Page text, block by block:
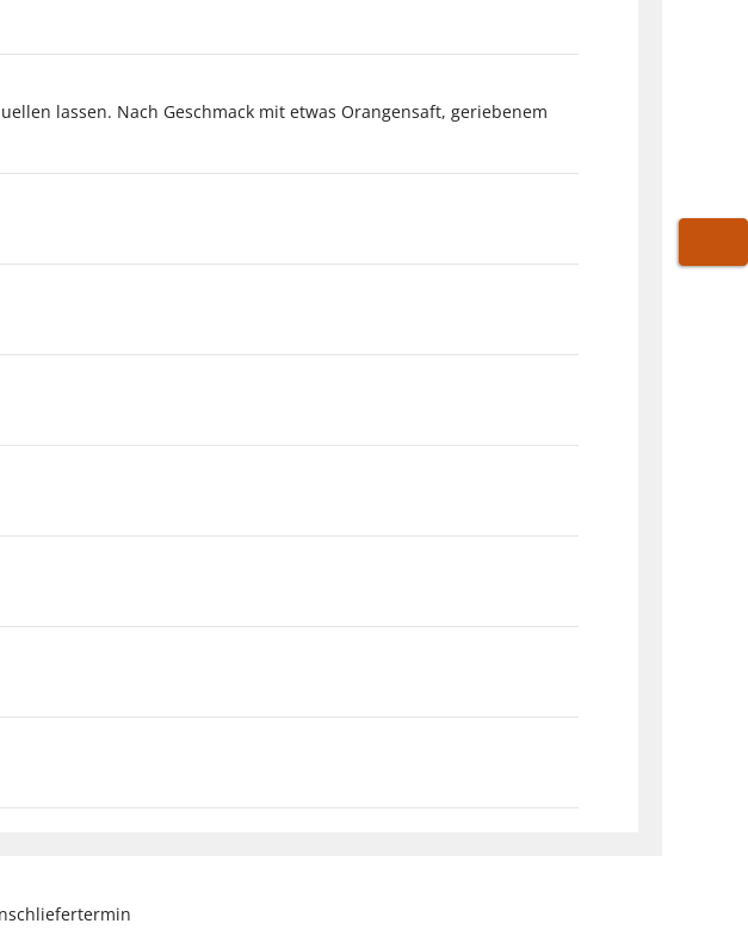
lassen. Nach Geschmack mit etwas Orangensaft, geriebenem